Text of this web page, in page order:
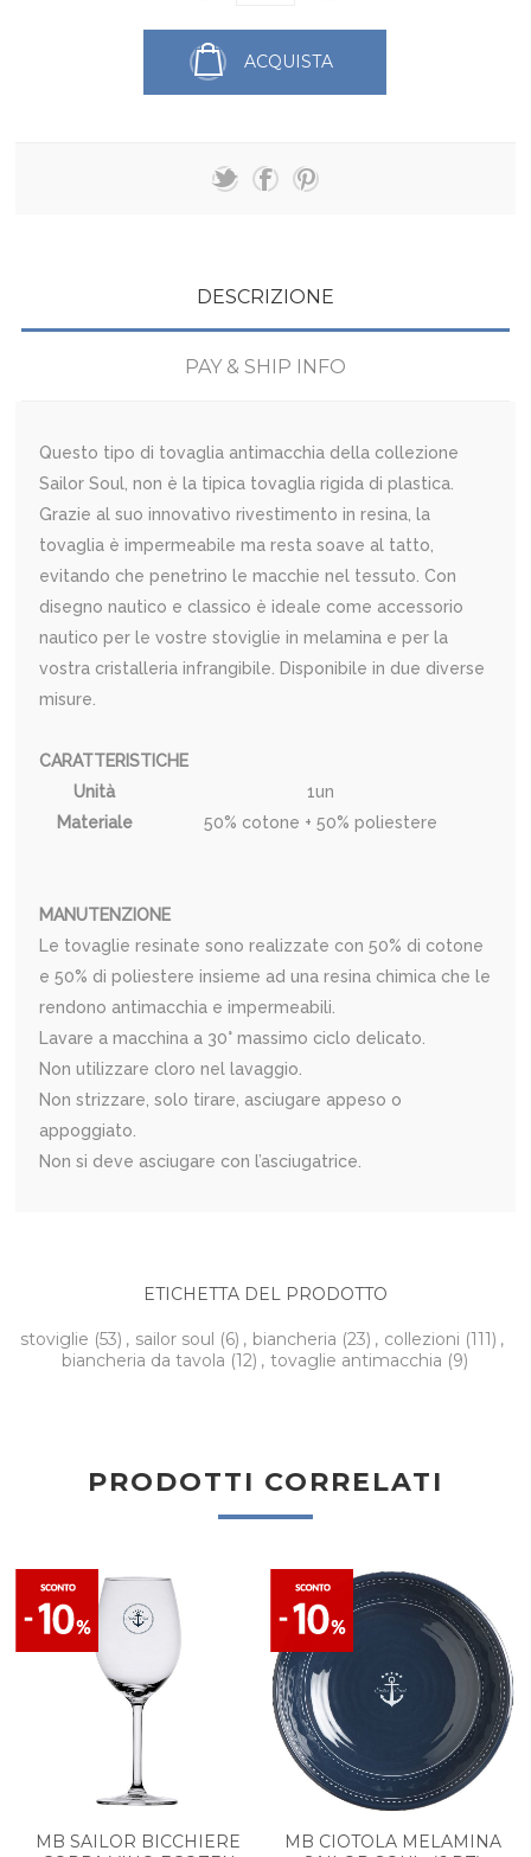
ACQUISTA
DESCRIZIONE
PAY & SHIP INFO
Questo tipo di tovaglia antimacchia della collezione
Sailor Soul, non è la tipica tovaglia rigida di plastica.
Grazie al suo innovativo rivestimento in resina, la
tovaglia è impermeabile ma resta soave al tatto,
evitando che penetrino le macchie nel tessuto. Con
disegno nautico e classico è ideale come accessorio
nautico per le vostre stoviglie in melamina e per la
vostra cristalleria infrangibile. Disponibile in due diverse
misure.
CARATTERISTICHE
Unità
1un
Materiale
50% cotone + 50% poliestere
MANUTENZIONE
Le tovaglie resinate sono realizzate con 50% di cotone
e 50% di poliestere insieme ad una resina chimica che le
rendono antimacchia e impermeabili.
Lavare a macchina a 30° massimo ciclo delicato.
Non utilizzare cloro nel lavaggio.
Non strizzare, solo tirare, asciugare appeso o
appoggiato.
Non si deve asciugare con l’asciugatrice.
ETICHETTA DEL PRODOTTO
stoviglie (53) , sailor soul (6) , biancheria (23) , collezioni (111) ,
biancheria da tavola (12) , tovaglie antimacchia (9)
PRODOTTI CORRELATI
MB SAILOR BICCHIERE
MB CIOTOLA MELAMINA